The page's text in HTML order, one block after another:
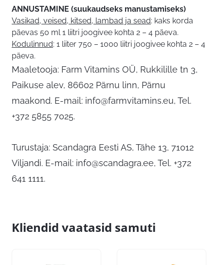
ANNUSTAMINE (suukaudseks manustamiseks)
Vasikad, veised, kitsed, lambad ja sead: kaks korda
päevas 50 ml 1 liitri joogivee kohta 2 – 4 päeva.
Kodulinnud: 1 liiter 750 – 1000 liitri joogivee kohta 2 – 4
päeva.
Maaletooja: Farm Vitamins OÜ, Rukkilille tn 3,
Paikuse alev, 86602 Pärnu linn, Pärnu
maakond. E-mail: info@farmvitamins.eu, Tel.
+372 5855 7025.
Turustaja: Scandagra Eesti AS, Tähe 13, 71012
Viljandi. E-mail: info@scandagra.ee, Tel. +372
641 1111.
Kliendid vaatasid samuti